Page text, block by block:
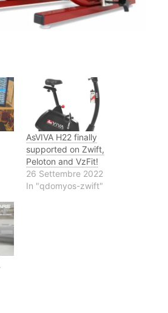
AsVIVA H22 finally
supported on Zwift,
Peloton and VzFit!
26 Settembre 2022
In "qdomyos-zwift"